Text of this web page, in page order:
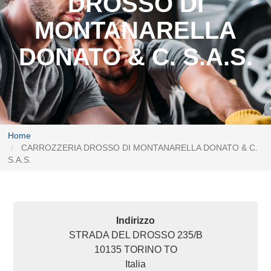
MONTANARELLA
DONATO & C. S.A.S.
Home
CARROZZERIA DROSSO DI MONTANARELLA DONATO & C.
S.A.S.
Indirizzo
STRADA DEL DROSSO 235/B
10135 TORINO TO
Italia